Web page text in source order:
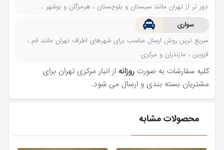
دور تر از تهران مانند سیستان و بلوچستان ، هرمزگان و بوشهر ...
سواری
سریع ترین روش ارسال مناسب برای شهرهای اطراف تهران مانند قم ،
قزوین ، مازندران و مرکزی
کلیه سفارشات به صورتروزانه از انبار مرکزی تهران برای
مشتریان بسته بندی و ارسال می شود.
محصولات مشابه